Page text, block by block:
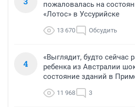
пожаловалась на
«Лотос» в Уссурийске
13 670 Обсудить
4
«Выглядит, будто сейчас
ребенка из Австралии
состояние зданий в
11 968 3